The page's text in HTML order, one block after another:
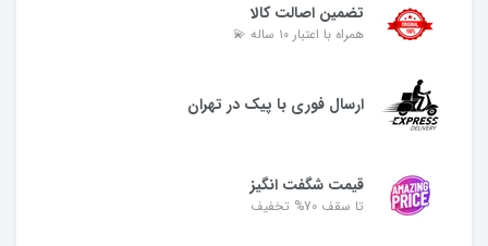
تضمین اصالت کالا
همراه با اعتبار ۱۰ ساله 💫
ارسال فوری با پیک در تهران
قیمت شگفت انگیز
تا سقف 70% تخفیف